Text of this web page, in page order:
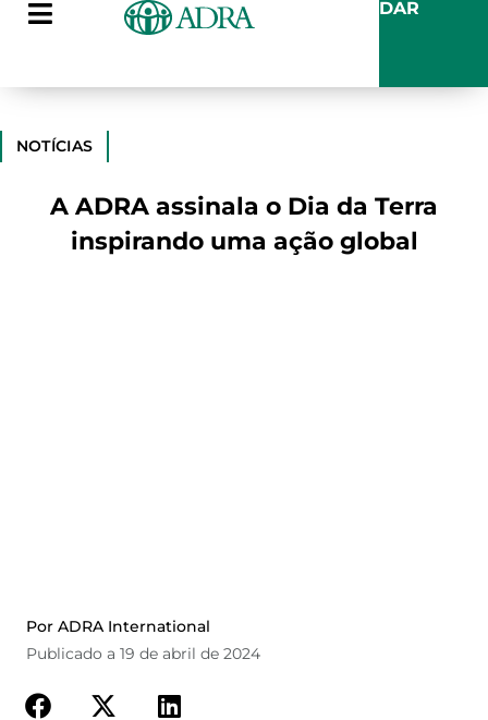
DAR
NOTÍCIAS
A ADRA assinala o Dia da Terra
inspirando uma ação global
Por ADRA International
Publicado a 19 de abril de 2024